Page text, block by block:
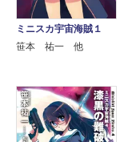
ミニスカ宇宙海賊１
笹本 祐一 他